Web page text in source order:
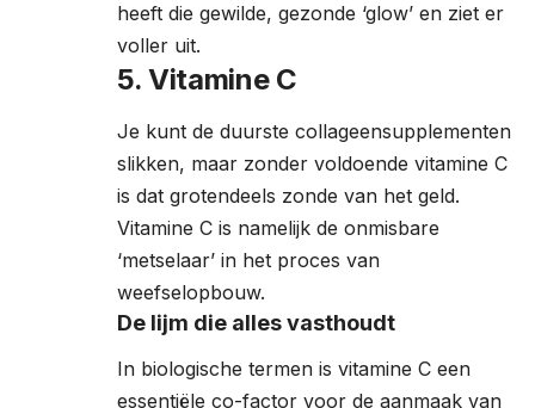
heeft die gewilde, gezonde ‘glow’ en ziet er
voller uit.
5. Vitamine C
Je kunt de duurste collageensupplementen
slikken, maar zonder voldoende vitamine C
is dat grotendeels zonde van het geld.
Vitamine C is namelijk de onmisbare
‘metselaar’ in het proces van
weefselopbouw.
De lijm die alles vasthoudt
In biologische termen is vitamine C een
essentiële co-factor voor de aanmaak van